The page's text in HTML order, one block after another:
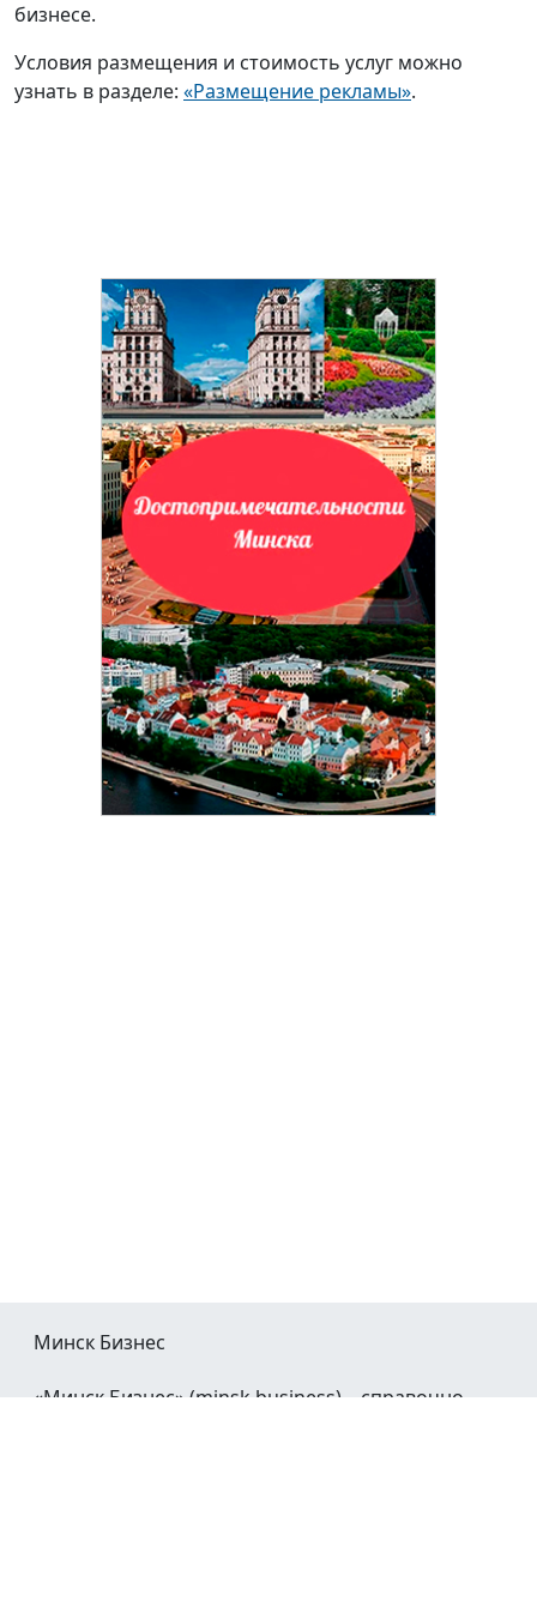
бизнесе.
Условия размещения и стоимость услуг можно
узнать в разделе: «Размещение рекламы».
Минск Бизнес
«Минск Бизнес» (minsk.business) – справочно-